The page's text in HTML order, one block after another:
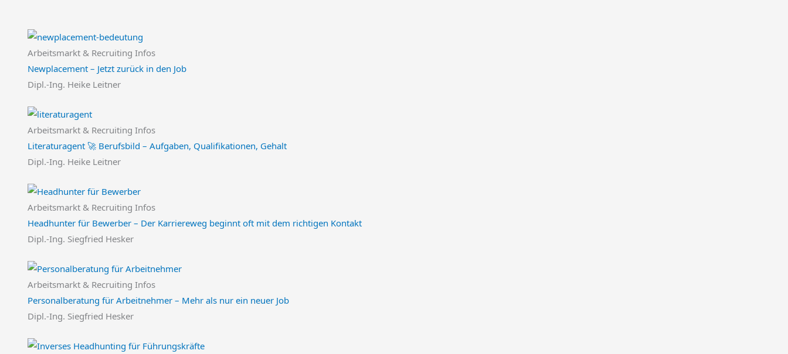
Arbeitsmarkt & Recruiting Infos
Newplacement – Jetzt zurück in den Job
Dipl.-Ing. Heike Leitner
Arbeitsmarkt & Recruiting Infos
Literaturagent 🚀 Berufsbild – Aufgaben, Qualifikationen, Gehalt
Dipl.-Ing. Heike Leitner
Arbeitsmarkt & Recruiting Infos
Headhunter für Bewerber – Der Karriereweg beginnt oft mit dem richtigen Kontakt
Dipl.-Ing. Siegfried Hesker
Arbeitsmarkt & Recruiting Infos
Personalberatung für Arbeitnehmer – Mehr als nur ein neuer Job
Dipl.-Ing. Siegfried Hesker